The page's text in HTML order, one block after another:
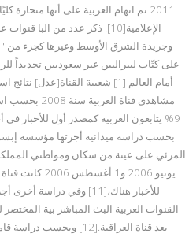
2011 تم اتهام العربية على أنها
الإعلامية[10]. ذكر عدد من
وجريدة الشرق الأوسط وغيرها كجزء من
على كتّاب ليبراليين غير سعوديين تحديداً
أمام العالم [1] شعبية
مشاهدي قناة
بحسب دراسة ميدانية أجرتها مؤسسة
يونيو 2006 و1
للأخبار هناك،[11] وفي
القنوات العربية البث المباشر بية المختصر
بعد قناة العراقية.[12]